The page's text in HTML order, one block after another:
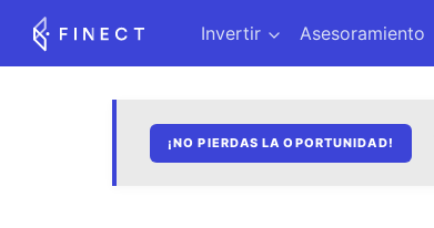
Invertir Asesoramiento
¡NO PIERDAS LA OPORTUNIDAD!